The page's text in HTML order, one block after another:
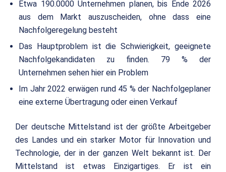
Etwa 190.0000 Unternehmen planen, bis Ende 2026
aus dem Markt auszuscheiden, ohne dass eine
Nachfolgeregelung besteht
Das Hauptproblem ist die Schwierigkeit, geeignete
Nachfolgekandidaten zu finden. 79 % der
Unternehmen sehen hier ein Problem
Im Jahr 2022 erwägen rund 45 % der Nachfolgeplaner
eine externe Übertragung oder einen Verkauf
Der deutsche Mittelstand ist der größte Arbeitgeber
des Landes und ein starker Motor für Innovation und
Technologie, der in der ganzen Welt bekannt ist. Der
Mittelstand ist etwas Einzigartiges. Er ist ein